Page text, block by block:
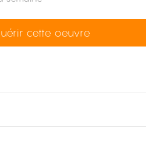
cette oeuvre